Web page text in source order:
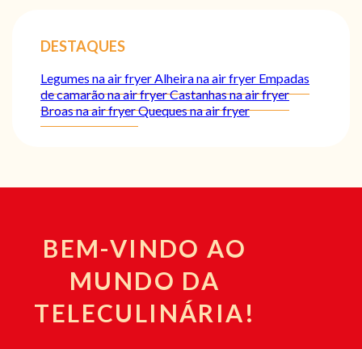
DESTAQUES
Legumes na air fryerAlheira na air fryer Empadas
de camarão na air fryerCastanhas na air fryer
Broas na air fryerQueques na air fryer
BEM-VINDO AO
MUNDO DA
TELECULINÁRIA!